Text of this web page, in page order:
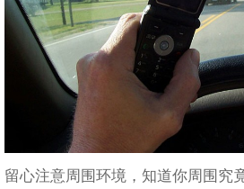
留心注意周围环境，知道你周围究